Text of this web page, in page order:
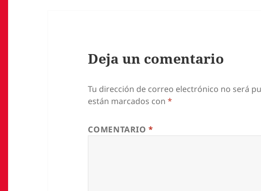
Deja un comentario
Tu dirección de correo electrónico no será
están marcados con*
COMENTARIO*